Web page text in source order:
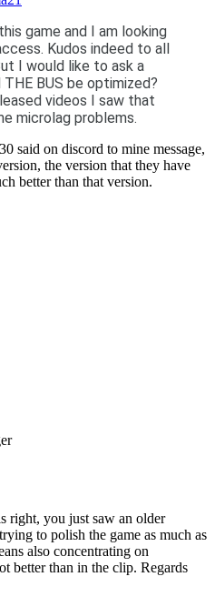
game and I am looking
Kudos indeed to all
I would like to ask a
BUS be optimized?
videos I saw that
microlag problems.
said on discord to mine message,
the version that they have
better than that version.
right, you just saw an older
to polish the game as much as
also concentrating on
better than in the clip. Regards